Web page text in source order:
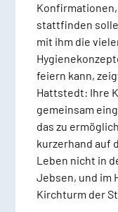
stattfinden
mit ihm die
feiern kann,
Hattstedt: Ihre
gemeinsam
das zu
kurzerhand auf
Leben nicht in
Jebsen, und im
Kirchturm der